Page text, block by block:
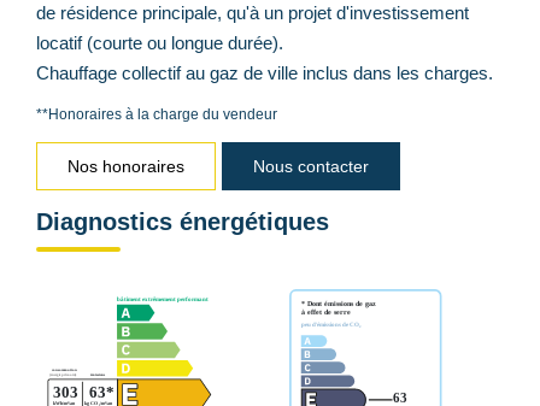
de résidence principale, qu'à un projet d'investissement
locatif (courte ou longue durée).
Chauffage collectif au gaz de ville inclus dans les charges.
**Honoraires à la charge du vendeur
Nos honoraires Nous contacter
Diagnostics énergétiques